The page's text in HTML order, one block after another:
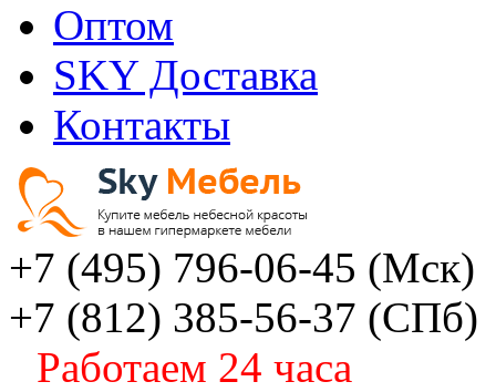
Оптом
SKY Доставка
Контакты
+7 (495) 796-06-45 (Мск)
+7 (812) 385-56-37 (СПб)
Работаем 24 часа